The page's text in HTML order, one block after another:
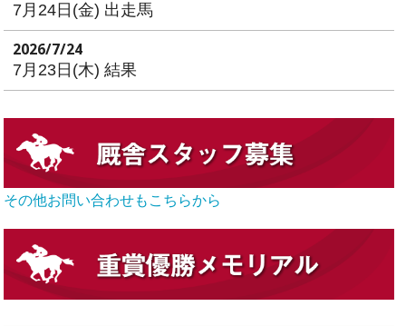
7月24日(金) 出走馬
2026/7/24
7月23日(木) 結果
その他お問い合わせもこちらから